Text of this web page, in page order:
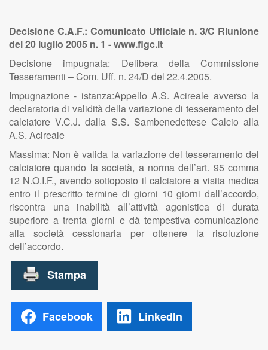
Decisione C.A.F.: Comunicato Ufficiale n. 3/C Riunione
del 20 luglio 2005 n. 1 - www.figc.it
Decisione impugnata: Delibera della Commissione
Tesseramenti – Com. Uff. n. 24/D del 22.4.2005.
Impugnazione - istanza:Appello A.S. Acireale avverso la
declaratoria di validità della variazione di tesseramento del
calciatore V.C.J. dalla S.S. Sambenedettese Calcio alla
A.S. Acireale
Massima: Non è valida la variazione del tesseramento del
calciatore quando la società, a norma dell’art. 95 comma
12 N.O.I.F., avendo sottoposto il calciatore a visita medica
entro il prescritto termine di giorni 10 giorni dall’accordo,
riscontra una inabilità all’attività agonistica di durata
superiore a trenta giorni e dà tempestiva comunicazione
alla società cessionaria per ottenere la risoluzione
dell’accordo.
Facebook LinkedIn